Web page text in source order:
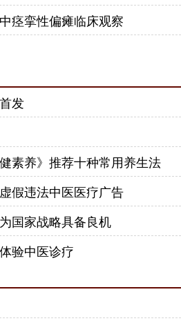
痉挛性偏瘫临床观察
发
素养》推荐十种常用养生法
假违法中医医疗广告
国家战略具备良机
验中医诊疗